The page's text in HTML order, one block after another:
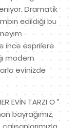
Dramatik
edildiği bu
ince esprilere
modern
evinizde
EVİN TARZI O ”
bayrağımız,